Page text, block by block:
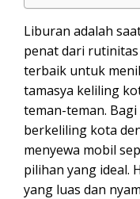
Liburan adalah
penat dari
terbaik untuk
tamasya keliling
teman-teman.
berkeliling kota
menyewa mobil
pilihan yang ideal.
yang luas dan